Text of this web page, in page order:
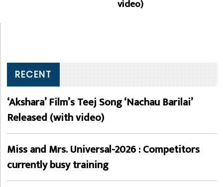
video)
RECENT
‘Akshara’ Film’s Teej Song ‘Nachau Barilai’
Released (with video)
Miss and Mrs. Universal-2026 : Competitors
currently busy training